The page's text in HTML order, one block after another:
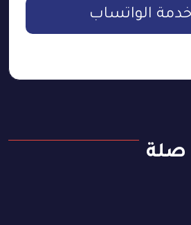
خدمة الواتساب
صلة